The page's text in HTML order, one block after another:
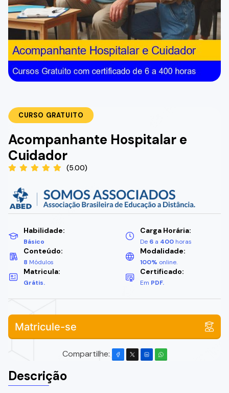
CURSO GRATUITO
Acompanhante Hospitalar e
Cuidador
(5.00)
Habilidade:
Básico
Carga Horária:
De 6 a 400 horas
Conteúdo:
8 Módulos
Modalidade:
100% online.
Matricula:
Grátis.
Certificado:
Em PDF.
Matricule-se
Compartilhe:
Descrição